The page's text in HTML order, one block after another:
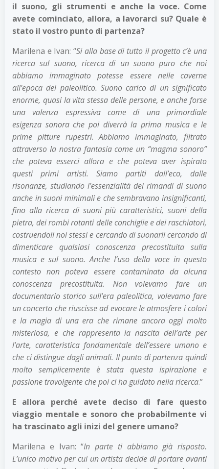
il suono, gli strumenti e anche la voce. Come
avete cominciato, allora, a lavorarci su? Quale è
stato il vostro punto di partenza?
Marilena e Ivan: “Si alla base di tutto il progetto c’è una
ricerca sul suono, ricerca di un suono puro che noi
abbiamo immaginato potesse essere nelle caverne
all’epoca del paleolitico. Suono carico di un significato
enorme, quasi la vita stessa delle persone, e anche forse
una valenza espressiva come di una primordiale
esigenza sonora che poi diverrà la prima musica e le
prime pitture rupestri. Abbiamo immaginato, filtrato
attraverso la nostra fantasia come un “magma sonoro”
che poteva esserci allora e che poteva aver ispirato
questi primi artisti. Siamo partiti dall’eco, dalle
risonanze, studiando l’essenzialità dei rimandi di suono
anche in suoni minimali e che sembravano insignificanti,
fino alla ricerca di suoni più caratteristici, suoni della
pietra, dei rombi rotanti delle conchiglie e dei raschiatori,
costruendoli noi stessi e cercando di suonarli cercando di
dimenticare qualsiasi conoscenza precostituita sulla
musica e sul suono. Anche l’uso della voce in questo
contesto non poteva essere contaminata da alcuna
conoscenza precostituita. Non volevamo fare un
documentario storico sull’era paleolitica, volevamo fare
un concerto che riuscisse ad evocare le atmosfere i colori
e la magia di una era che rimane ancora oggi molto
misteriosa, e che rappresenta la nascita dell’arte per
l’arte, caratteristica fondamentale dell’essere umano e
che ci distingue dagli animali. Il punto di partenza quindi
molto semplicemente è stata questa ispirazione e
passione travolgente che poi ci ha guidato nella ricerca.”
E allora perché avete deciso di fare questo
viaggio mentale e sonoro che probabilmente vi
ha trascinato agli inizi del genere umano?
Marilena e Ivan: “In parte ti abbiamo già risposto.
L’unico motivo per cui un artista decide di portare avanti